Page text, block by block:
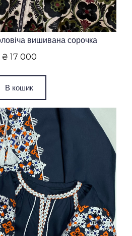
вишивана сорочка
₴ 17 000
В кошик